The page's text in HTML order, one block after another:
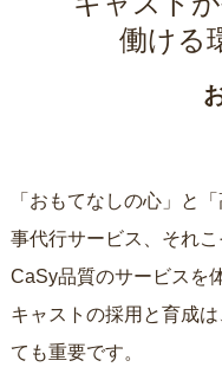
働ける
「おもてなしの心」と
事代行サービス、それこ
CaSy品質のサービスを
キャストの採用と育成は
ても重要です。